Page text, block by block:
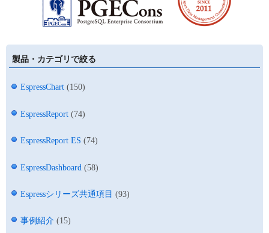
製品・カテゴリで絞る
EspressChart (150)
EspressReport (74)
EspressReport ES (74)
EspressDashboard (58)
Espressシリーズ共通項目 (93)
事例紹介 (15)